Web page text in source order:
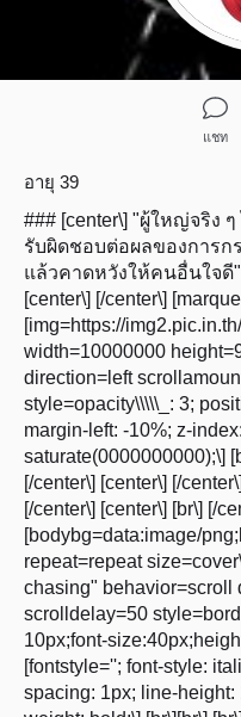
แชท
อายุ 39
### [center\] "ผู้ใหญ่จริง
รับผิดชอบต่อผลของการก
แล้วคาดหวังให้คนอื่นใจดี
[center\] [/center\]
[img=https://
width=10000000
direction=left
style=opacity\\\\\_: 3;
margin-left: -10%; z-
saturate(0000000000);\]
[/center\] [center\] [/
[/center\] [center\] [br\] [/
[bodybg=data:image/
repeat=repeat
chasing" behavior=scroll
scrolldelay=50
10px;font-
[fontstyle=''; font-style:
spacing: 1px; line-height: